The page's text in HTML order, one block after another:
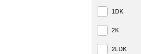
1DK
2K
2LDK